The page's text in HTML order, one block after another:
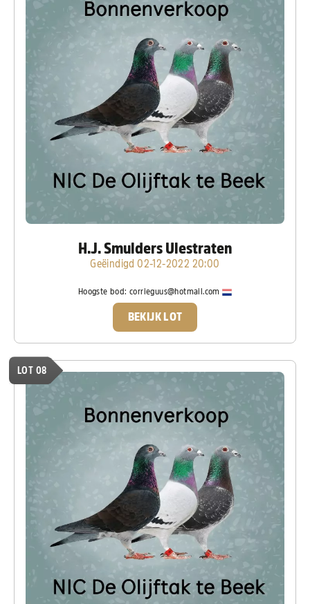
H.J. Smulders Ulestraten
Geëindigd 02-12-2022 20:00
Hoogste bod: corrieguus@hotmail.com
BEKIJK LOT
LOT 08